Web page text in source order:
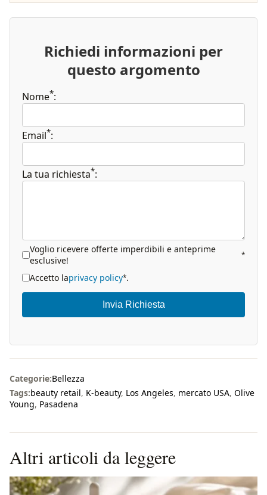
Richiedi informazioni per
questo argomento
Nome*:
Email*:
La tua richiesta*:
Voglio ricevere offerte imperdibili e anteprime
esclusive!
*
Accetto laprivacy policy*.
Invia Richiesta
Categorie:Bellezza
Tags:beauty retail, K-beauty, Los Angeles, mercato USA, Olive
Young, Pasadena
Altri articoli da leggere